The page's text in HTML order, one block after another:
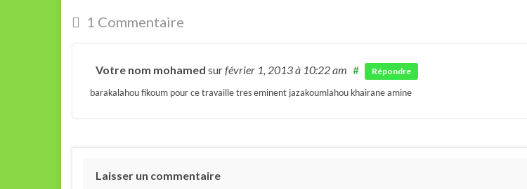
1 Commentaire
Votre nom mohamed surfévrier 1, 2013à 10:22 am # Répondre
barakalahou fikoum pour ce travaille tres eminent jazakoumlahou khairane amine
Laisser un commentaire